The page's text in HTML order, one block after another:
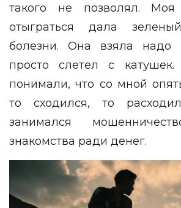
такого не позволял. Моя
отыграться дала
болезни. Она взяла надо
просто слетел с
понимали, что со мной
то сходился, то
занимался
знакомства ради денег.